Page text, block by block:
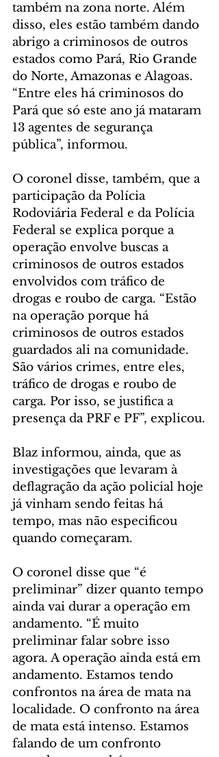
também na zona norte. Além
disso, eles estão também dando
abrigo a criminosos de outros
estados como Pará, Rio Grande
do Norte, Amazonas e Alagoas.
“Entre eles há criminosos do
Pará que só este ano já mataram
13 agentes de segurança
pública”, informou.
O coronel disse, também, que a
participação da Polícia
Rodoviária Federal e da Polícia
Federal se explica porque a
operação envolve buscas a
criminosos de outros estados
envolvidos com tráfico de
drogas e roubo de carga. “Estão
na operação porque há
criminosos de outros estados
guardados ali na comunidade.
São vários crimes, entre eles,
tráfico de drogas e roubo de
carga. Por isso, se justifica a
presença da PRF e PF”, explicou.
Blaz informou, ainda, que as
investigações que levaram à
deflagração da ação policial hoje
já vinham sendo feitas há
tempo, mas não especificou
quando começaram.
O coronel disse que “é
preliminar” dizer quanto tempo
ainda vai durar a operação em
andamento. “É muito
preliminar falar sobre isso
agora. A operação ainda está em
andamento. Estamos tendo
confrontos na área de mata na
localidade. O confronto na área
de mata está intenso. Estamos
falando de um confronto